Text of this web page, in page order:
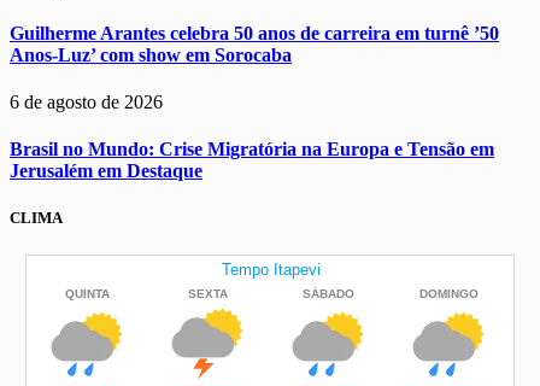
Guilherme Arantes celebra 50 anos de carreira em turnê ’50
Anos-Luz’ com show em Sorocaba
6 de agosto de 2026
Brasil no Mundo: Crise Migratória na Europa e Tensão em
Jerusalém em Destaque
CLIMA